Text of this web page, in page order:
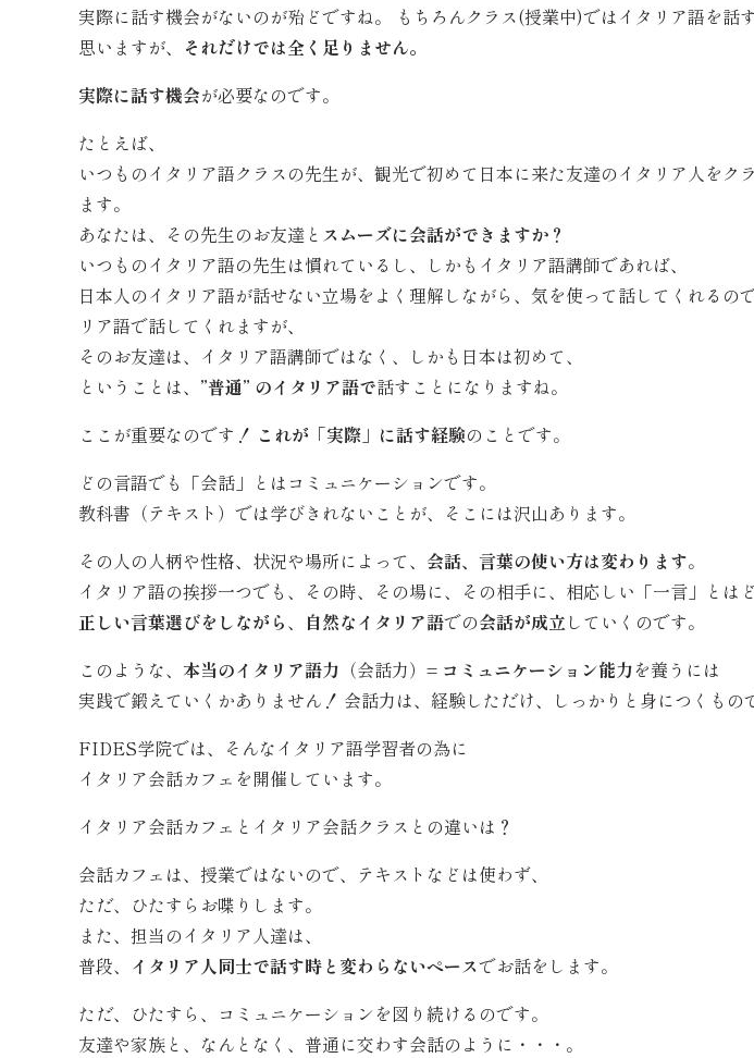
実際に話す機会がないのが殆どですね。 もちろんクラス(授業中)ではイタリア語を話
思いますが、 それだけでは全く足りません。
実際に話す機会が必要なのです。
たとえば、
いつものイタリア語クラスの先生が、観光で初めて日本に来た友達のイタリア人をク
ます。
あなたは、その先生のお友達と スムーズに会話ができますか？
いつものイタリア語の先生は慣れているし、しかもイタリア語講師であれば、
日本人のイタリア語が話せない立場をよく理解しながら、気を使って話してくれるの
リア語で話してくれますが、
そのお友達は、イタリア語講師ではなく、しかも日本は初めて、
ということは、 ”普通” のイタリア語で話すことになりますね。
ここが重要なのです！ これが「実際」に話す経験のことです。
どの言語でも「会話」とはコミュニケーションです。
教科書（テキスト）では学びきれないことが、そこには沢山あります。
その人の人柄や性格、状況や場所によって、 会話、言葉の使い方は変わります。
イタリア語の挨拶一つでも、その時、その場に、その相手に、相応しい「一言」とはど
正しい言葉選びをしながら、 自然なイタリア語での会話が成立していくのです。
このような、 本当のイタリア語力 （会話力）= コミュニケーション能力を養うには
実践で鍛えていくかありません！ 会話力は、経験しただけ、しっかりと身につくもの
FIDES学院では、そんなイタリア語学習者の為に
イタリア会話カフェを開催しています。
イタリア会話カフェとイタリア会話クラスとの違いは？
会話カフェは、授業ではないので、テキストなどは使わず、
ただ、ひたすらお喋りします。
また、担当のイタリア人達は、
普段、 イタリア人同士で話す時と変わらないペースでお話をします。
ただ、ひたすら、コミュニケーションを図り続けるのです。
友達や家族と、なんとなく、普通に交わす会話のように・・・。